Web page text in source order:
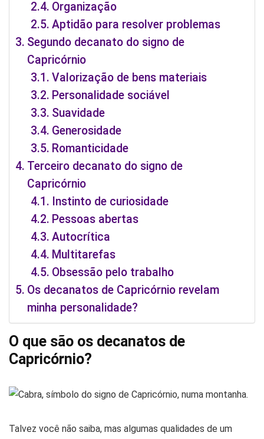
Organização
Aptidão para resolver problemas
Segundo decanato do signo de
Capricórnio
Valorização de bens materiais
Personalidade sociável
Suavidade
Generosidade
Romanticidade
Terceiro decanato do signo de
Capricórnio
Instinto de curiosidade
Pessoas abertas
Autocrítica
Multitarefas
Obsessão pelo trabalho
Os decanatos de Capricórnio revelam
minha personalidade?
O que são os decanatos de
Capricórnio?
Talvez você não saiba, mas algumas qualidades de um